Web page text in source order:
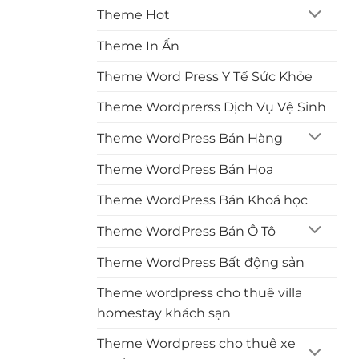
Theme Hot
Theme In Ấn
Theme Word Press Y Tế Sức Khỏe
Theme Wordprerss Dịch Vụ Vệ Sinh
Theme WordPress Bán Hàng
Theme WordPress Bán Hoa
Theme WordPress Bán Khoá học
Theme WordPress Bán Ô Tô
Theme WordPress Bất động sản
Theme wordpress cho thuê villa
homestay khách sạn
Theme Wordpress cho thuê xe